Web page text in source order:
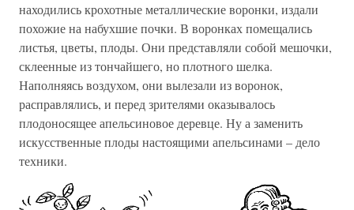
находились крохотные металлические воронки, издали
похожие на набухшие почки. В воронках помещались
листья, цветы, плоды. Они представляли собой мешочки,
склеенные из тончайшего, но плотного шелка.
Наполняясь воздухом, они вылезали из воронок,
расправлялись, и перед зрителями оказывалось
плодоносящее апельсиновое деревце. Ну а заменить
искусственные плоды настоящими апельсинами – дело
техники.